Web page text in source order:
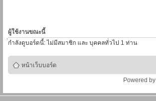
ผู้ใช้งานขณะนี้
่กำลังดูบอร์ดนี้: ไม่มีสมาชิก และ บุคคลทั่วไป 1 ท่าน
หน้าเว็บบอร์ด
Powered by